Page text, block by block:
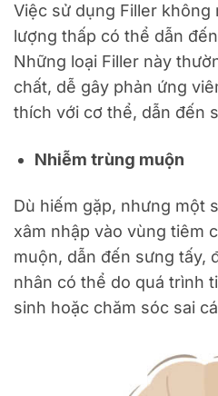
Việc sử dụng Filler
lượng thấp có thể dẫn đến
Những loại Filler này
chất, dễ gây phản ứng
thích với cơ thể, dẫn đến
Nhiễm trùng muộn
Dù hiếm gặp, nhưng một
xâm nhập vào vùng tiêm
muộn, dẫn đến sưng tấy,
nhân có thể do quá trình
sinh hoặc chăm sóc sai